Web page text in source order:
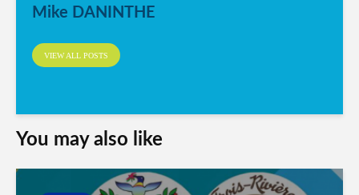
Mike DANINTHE
VIEW ALL POSTS
You may also like